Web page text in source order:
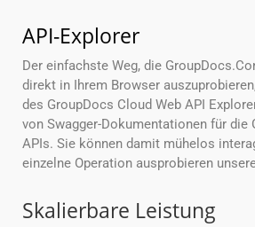
API-Explorer
Der einfachste Weg, die
direkt in Ihrem Browser
des GroupDocs Cloud Web API
von Swagger-Dokumentationen für die
APIs. Sie können damit mühelos
einzelne Operation ausprobieren
Skalierbare Leistung